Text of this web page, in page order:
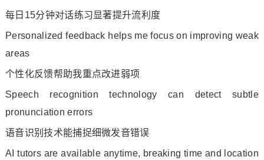
每日15分钟对话练习显著提升流利度
Personalized feedback helps me focus on improving weak
areas
个性化反馈帮助我重点改进弱项
Speech recognition technology can detect subtle
pronunciation errors
语音识别技术能捕捉细微发音错误
AI tutors are available anytime, breaking time and location